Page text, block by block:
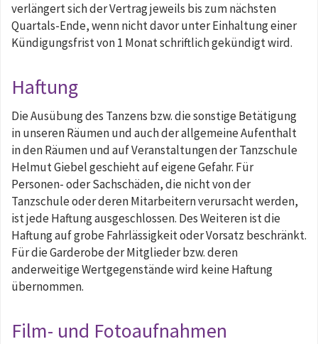
verlängert sich der Vertrag jeweils bis zum nächsten
Quartals-Ende, wenn nicht davor unter Einhaltung einer
Kündigungsfrist von 1 Monat schriftlich gekündigt wird.
Haftung
Die Ausübung des Tanzens bzw. die sonstige Betätigung
in unseren Räumen und auch der allgemeine Aufenthalt
in den Räumen und auf Veranstaltungen der Tanzschule
Helmut Giebel geschieht auf eigene Gefahr. Für
Personen- oder Sachschäden, die nicht von der
Tanzschule oder deren Mitarbeitern verursacht werden,
ist jede Haftung ausgeschlossen. Des Weiteren ist die
Haftung auf grobe Fahrlässigkeit oder Vorsatz beschränkt.
Für die Garderobe der Mitglieder bzw. deren
anderweitige Wertgegenstände wird keine Haftung
übernommen.
Film- und Fotoaufnahmen